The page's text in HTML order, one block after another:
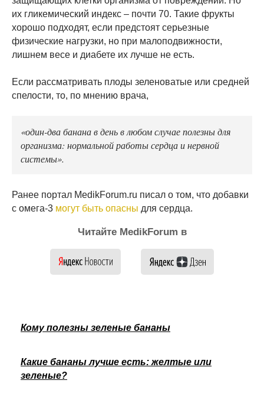
их гликемический индекс – почти 70. Такие фрукты
хорошо подходят, если предстоят серьезные
физические нагрузки, но при малоподвижности,
лишнем весе и диабете их лучше не есть.
Если рассматривать плоды зеленоватые или средней
спелости, то, по мнению врача,
«один-два банана в день в любом случае полезны для
организма: нормальной работы сердца и нервной
системы».
Ранее портал MedikForum.ru писал о том, что добавки
с омега-3 могут быть опасны для сердца.
Читайте MedikForum в
Кому полезны зеленые бананы
Какие бананы лучше есть: желтые или
зеленые?